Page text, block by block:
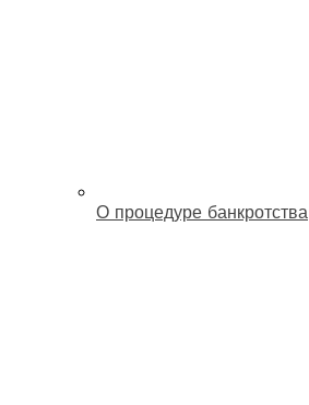
О процедуре банкротства